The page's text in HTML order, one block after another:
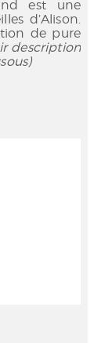
est une
d’Alison.
de pure
description